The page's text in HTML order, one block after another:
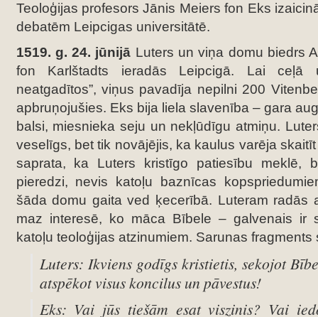
Teoloģijas profesors Jānis Meiers fon Eks
debatēm Leipcigas universitātē.
1519. g. 24. jūnijā Luters un viņa domu biedrs
fon Karlštadts ieradās Leipcigā. Lai ceļā
neatgadītos”, viņus pavadīja nepilni 200
apbruņojušies. Eks bija liela slavenība – gara
balsi, miesnieka seju un nekļūdīgu atmiņu.
veselīgs, bet tik novājējis, ka kaulus varēja
saprata, ka Luters kristīgo patiesību meklē,
pieredzi, nevis katoļu baznīcas
šāda domu gaita ved ķecerībā. Luteram radās
maz interesē, ko māca Bībele – galvenais ir
katoļu teoloģijas atzinumiem. Sarunas fragments
Luters: Ikviens godīgs kristietis, sekojot
atspēkot visus koncilus un pāvestus!
Eks: Vai jūs tiešām esat viszinis? Vai